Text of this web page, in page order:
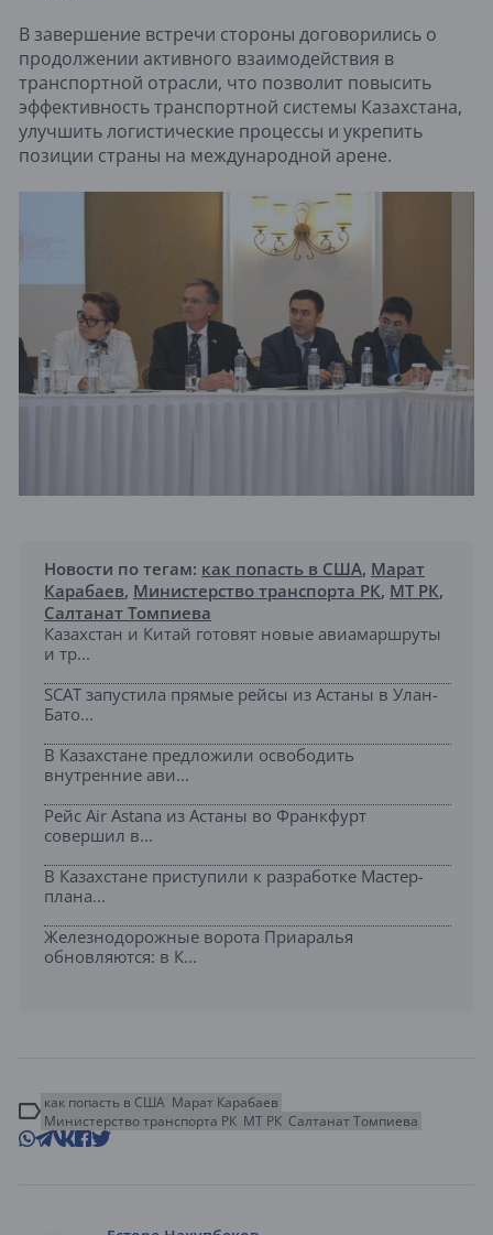
В завершение встречи стороны договорились о
продолжении активного взаимодействия в
транспортной отрасли, что позволит повысить
эффективность транспортной системы Казахстана,
улучшить логистические процессы и укрепить
позиции страны на международной арене.
Новости по тегам: как попасть в США, Марат
Карабаев, Министерство транспорта РК, МТ РК,
Салтанат Томпиева
Казахстан и Китай готовят новые авиамаршруты
и тр...
SCAT запустила прямые рейсы из Астаны в Улан-
Бато...
В Казахстане предложили освободить
внутренние ави...
Рейс Air Astana из Астаны во Франкфурт
совершил в...
В Казахстане приступили к разработке Мастер-
плана...
Железнодорожные ворота Приаралья
обновляются: в К...
как попасть в США Марат Карабаев
Министерство транспорта РК МТ РК Салтанат Томпиева